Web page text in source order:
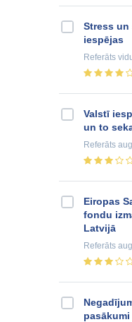
Stress un
iespējas
Referāts
Valstī
un to
Referāts
Eiropas
fondu
Latvijā
Referāts